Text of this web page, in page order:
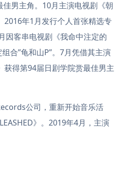
男主角。10月主演电视剧《朝
2016年1月发行个人首张精选专
因客串电视剧《我命中注定的
合”龟和山P”。7月凭借其主演
获得第94届日剧学院赏最佳男主
公司，重新开始音乐活
》。2019年4月，主演